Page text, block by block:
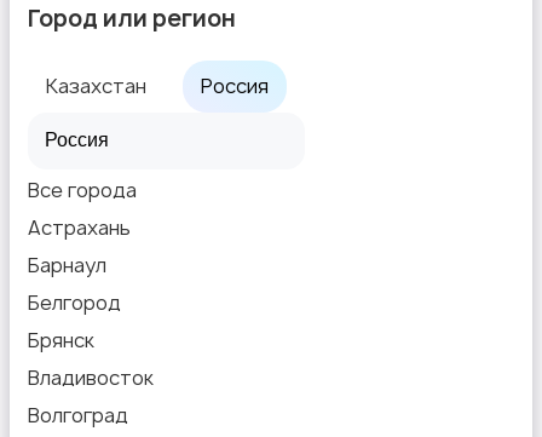
Продажи
Производство
Город или регион
Казахстан Россия
Все города
Астрахань
Барнаул
Белгород
Брянск
Владивосток
Волгоград